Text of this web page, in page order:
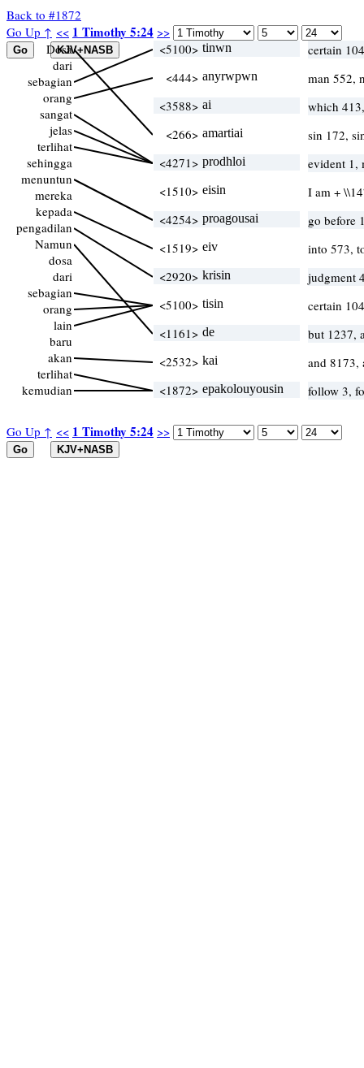
Back to #1872
Go Up ↑ << 1 Timothy 5:24 >>
Go Up ↑ << 1 Timothy 5:24 >>
Dosa
dari
sebagian
orang
sangat
jelas
terlihat
sehingga
menuntun
mereka
kepada
pengadilan
Namun
dosa
dari
sebagian
orang
lain
baru
akan
terlihat
kemudian
<5100> tinwn
certain
<444> anyrwpwn
man 552,
<3588> ai
which
<266> amartiai
sin 172,
<4271> prodhloi
evident 1,
<1510> eisin
I am +
<4254> proagousai
go before
<1519> eiv
into 573,
<2920> krisin
judgment
<5100> tisin
certain
<1161> de
but 1237,
<2532> kai
and
<1872> epakolouyousin follow 3,